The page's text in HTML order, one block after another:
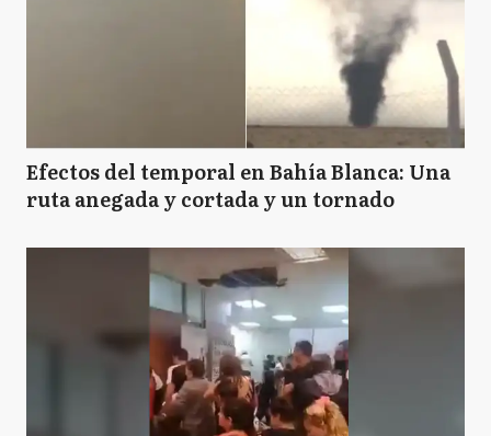
Efectos del temporal en Bahía Blanca: Una
ruta anegada y cortada y un tornado